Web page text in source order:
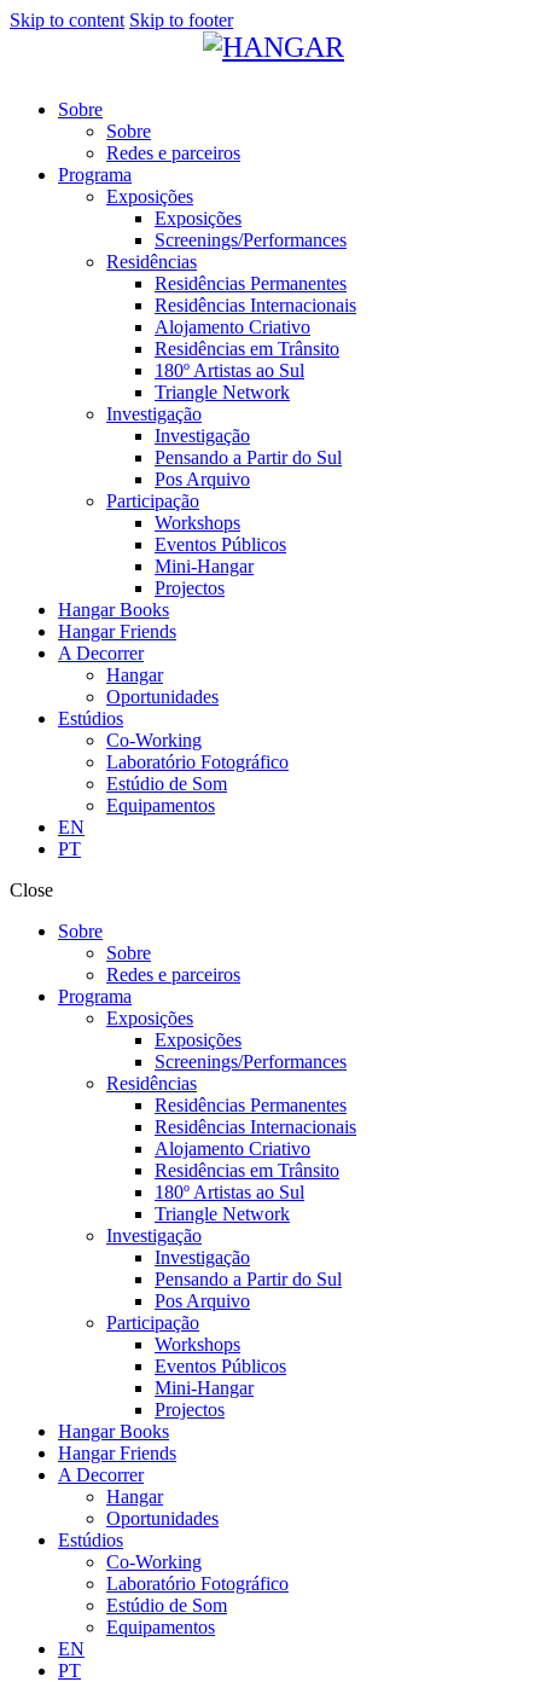
Skip to content Skip to footer
Sobre
Sobre
Redes e parceiros
Programa
Exposições
Exposições
Screenings/Performances
Residências
Residências Permanentes
Residências Internacionais
Alojamento Criativo
Residências em Trânsito
180º Artistas ao Sul
Triangle Network
Investigação
Investigação
Pensando a Partir do Sul
Pos Arquivo
Participação
Workshops
Eventos Públicos
Mini-Hangar
Projectos
Hangar Books
Hangar Friends
A Decorrer
Hangar
Oportunidades
Estúdios
Co-Working
Laboratório Fotográfico
Estúdio de Som
Equipamentos
EN
PT
Close
Sobre
Sobre
Redes e parceiros
Programa
Exposições
Exposições
Screenings/Performances
Residências
Residências Permanentes
Residências Internacionais
Alojamento Criativo
Residências em Trânsito
180º Artistas ao Sul
Triangle Network
Investigação
Investigação
Pensando a Partir do Sul
Pos Arquivo
Participação
Workshops
Eventos Públicos
Mini-Hangar
Projectos
Hangar Books
Hangar Friends
A Decorrer
Hangar
Oportunidades
Estúdios
Co-Working
Laboratório Fotográfico
Estúdio de Som
Equipamentos
EN
PT